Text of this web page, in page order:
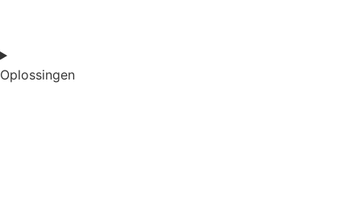
Oplossingen